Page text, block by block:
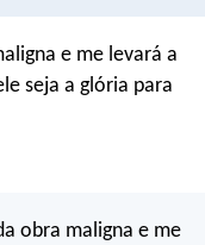
e me levará a
seja a glória para
obra maligna e me